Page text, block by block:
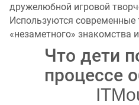
дружелюбной игровой
Используются современные
«незаметного» знакомства
Что дети
процессе